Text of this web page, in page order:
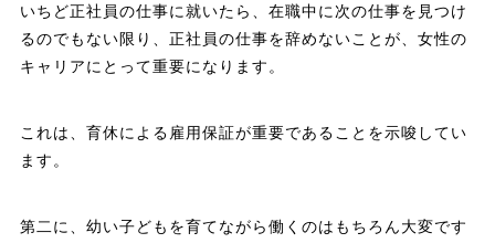
いちど正社員の仕事に就いたら、在職中に次の仕事を見つけ
るのでもない限り、正社員の仕事を辞めないことが、女性の
キャリアにとって重要になります。
これは、育休による雇用保証が重要であることを示唆してい
ます。
第二に、幼い子どもを育てながら働くのはもちろん大変です